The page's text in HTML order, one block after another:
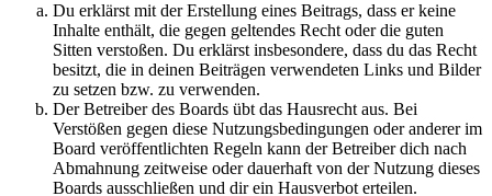
Du erklärst mit der Erstellung eines Beitrags, dass er keine
Inhalte enthält, die gegen geltendes Recht oder die guten
Sitten verstoßen. Du erklärst insbesondere, dass du das Recht
besitzt, die in deinen Beiträgen verwendeten Links und Bilder
zu setzen bzw. zu verwenden.
Der Betreiber des Boards übt das Hausrecht aus. Bei
Verstößen gegen diese Nutzungsbedingungen oder anderer im
Board veröffentlichten Regeln kann der Betreiber dich nach
Abmahnung zeitweise oder dauerhaft von der Nutzung dieses
Boards ausschließen und dir ein Hausverbot erteilen.